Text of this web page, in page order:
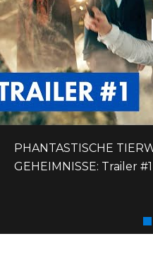
PHANTASTISCHE
GEHEIMNISSE: Trailer